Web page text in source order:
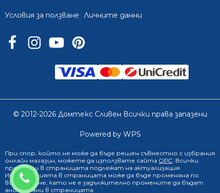
0888 249 719
Условия за ползване Личните данни
© 2012-2026 Домтекс Сливен Всички права запазени
Powered by WPS
При спор, който не може да бъде решен съвместно с избрания
онлайн магазин, можете да използвате сайта ОРС. Всички
продукти в страницата подлежат на актуализация.
Информацията в страницата може да бъде променяна по
всяко време, като не е задължително промените да бъдат
анонсирани в страницата.